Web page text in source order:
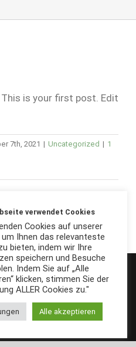
is your first post. Edit
7th, 2021 | Uncategorized | 1
Hannover | All Rights
verwendet Cookies
Cookies auf unserer
Ihnen das relevanteste
bieten, indem wir Ihre
speichern und Besuche
Indem Sie auf „Alle
klicken, stimmen Sie der
ALLER Cookies zu."
Alle akzeptieren